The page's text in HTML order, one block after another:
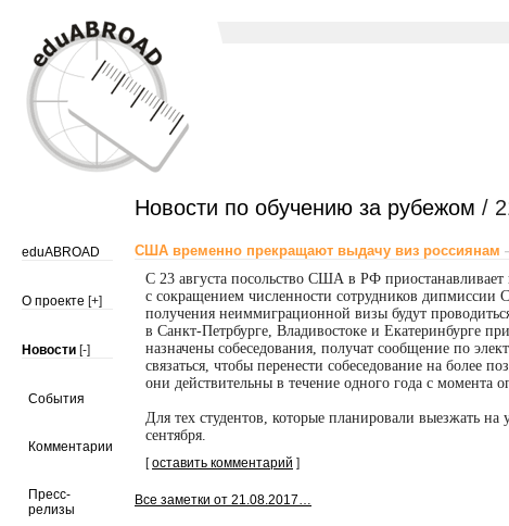
Новости по обучению за рубежом /
eduABROAD
О проекте [+]
Новости [-]
События
Комментарии
Пресс-
релизы
США временно прекращают выдачу виз россиянам
С 23 августа посольство США в РФ
с сокращением численности сотрудников
получения неиммиграционной визы будут
в Санкт-Петрбурге, Владивостоке и Екатеринбурге
назначены собеседования, получат сообщение по
связаться, чтобы перенести собеседование на более
они действительны в течение одного года с момента
Для тех студентов, которые планировали выезжать на
сентября.
[оставить комментарий ]
Все заметки от 21.08.2017…